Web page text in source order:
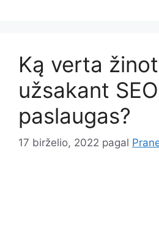
Ką verta
užsakant SEO
paslaugas?
17 birželio, 2022 pagal